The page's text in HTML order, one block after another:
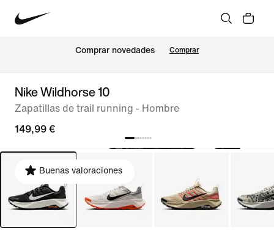
Comprar novedades Comprar
Nike Wildhorse 10
Zapatillas de trail running - Hombre
149,99 €
Buenas valoraciones